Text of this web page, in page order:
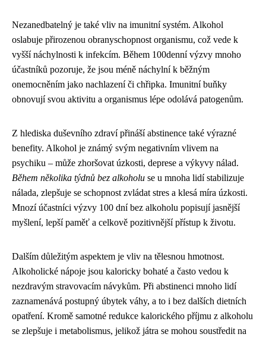
Nezanedbatelný je také vliv na imunitní systém. Alkohol
oslabuje přirozenou obranyschopnost organismu, což vede k
vyšší náchylnosti k infekcím. Během 100denní výzvy mnoho
účastníků pozoruje, že jsou méně náchylní k běžným
onemocněním jako nachlazení či chřipka. Imunitní buňky
obnovují svou aktivitu a organismus lépe odolává patogenům.
Z hlediska duševního zdraví přináší abstinence také výrazné
benefity. Alkohol je známý svým negativním vlivem na
psychiku – může zhoršovat úzkosti, deprese a výkyvy nálad.
Během několika týdnů bez alkoholu se u mnoha lidí stabilizuje
nálada, zlepšuje se schopnost zvládat stres a klesá míra úzkosti.
Mnozí účastníci výzvy 100 dní bez alkoholu popisují jasnější
myšlení, lepší paměť a celkově pozitivnější přístup k životu.
Dalším důležitým aspektem je vliv na tělesnou hmotnost.
Alkoholické nápoje jsou kaloricky bohaté a často vedou k
nezdravým stravovacím návykům. Při abstinenci mnoho lidí
zaznamenává postupný úbytek váhy, a to i bez dalších dietních
opatření. Kromě samotné redukce kalorického příjmu z alkoholu
se zlepšuje i metabolismus, jelikož játra se mohou soustředit na